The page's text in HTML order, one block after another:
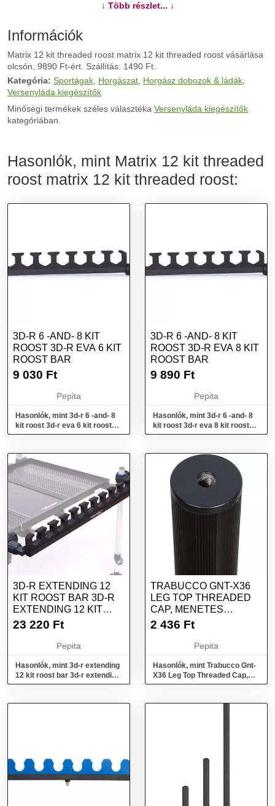
↓ Több részlet... ↓
Információk
Matrix 12 kit threaded roost matrix 12 kit threaded roost vásárlása
olcsón, 9890 Ft-ért. Szállítás: 1490 Ft.
Kategória: Sportágak Horgászat Horgász dobozok & ládák
Versenyláda kiegészítők
Minőségi termékek széles választéka Versenyláda kiegészítők
kategóriában.
Hasonlók, mint Matrix 12 kit threaded
roost matrix 12 kit threaded roost:
3D-R 6 -AND- 8 KIT
ROOST 3D-R EVA 6 KIT
ROOST BAR
9 030 Ft
Pepita
Hasonlók, mint 3d-r 6 -and- 8
kit roost 3d-r eva 6 kit roost
bar
3D-R 6 -AND- 8 KIT
ROOST 3D-R EVA 8 KIT
ROOST BAR
9 890 Ft
Pepita
Hasonlók, mint 3d-r 6 -and- 8
kit roost 3d-r eva 8 kit roost
bar
3D-R EXTENDING 12
KIT ROOST BAR 3D-R
EXTENDING 12 KIT
ROOST BAR
23 220 Ft
Pepita
Hasonlók, mint 3d-r extending
12 kit roost bar 3d-r extending
12 kit roost bar
TRABUCCO GNT-X36
LEG TOP THREADED
CAP, MENETES
ZÁRÓSAPKA LÁBHOZ
2 436 Ft
Pepita
Hasonlók, mint Trabucco Gnt-
X36 Leg Top Threaded Cap,
menetes zárósapka lábhoz